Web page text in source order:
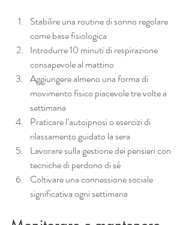
Stabilire una routine di sonno regolare
come base fisiologica
Introdurre 10 minuti di respirazione
consapevole al mattino
Aggiungere almeno una forma di
movimento fisico piacevole tre volte a
settimana
Praticare l’autoipnosi o esercizi di
rilassamento guidato la sera
Lavorare sulla gestione dei pensieri con
tecniche di perdono di sé
Coltivare una connessione sociale
significativa ogni settimana